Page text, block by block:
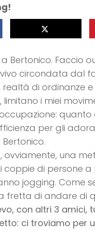
Bertonico. Faccio
circondata dal
di ordinanze
i miei
quanto
per gli
Bertonico.
ovviamente, una
coppie di persone
jogging. Come
fretta di andare di
con altri 3
ci troviamo per